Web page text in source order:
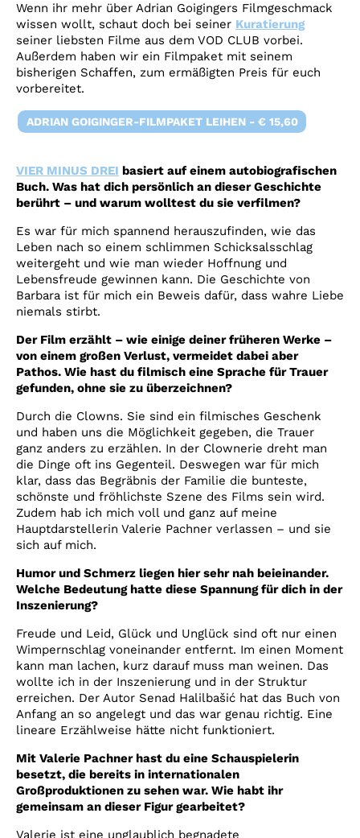
Wenn ihr mehr über Adrian Goigingers Filmgeschmack
wissen wollt, schaut doch bei seiner Kuratierung
seiner liebsten Filme aus dem VOD CLUB vorbei.
Außerdem haben wir ein Filmpaket mit seinem
bisherigen Schaffen, zum ermäßigten Preis für euch
vorbereitet.
ADRIAN GOIGINGER-FILMPAKET LEIHEN - € 15,60
VIER MINUS DREI basiert auf einem autobiografischen
Buch. Was hat dich persönlich an dieser Geschichte
berührt – und warum wolltest du sie verfilmen?
Es war für mich spannend herauszufinden, wie das
Leben nach so einem schlimmen Schicksalsschlag
weitergeht und wie man wieder Hoffnung und
Lebensfreude gewinnen kann. Die Geschichte von
Barbara ist für mich ein Beweis dafür, dass wahre Liebe
niemals stirbt.
Der Film erzählt – wie einige deiner früheren Werke –
von einem großen Verlust, vermeidet dabei aber
Pathos. Wie hast du filmisch eine Sprache für Trauer
gefunden, ohne sie zu überzeichnen?
Durch die Clowns. Sie sind ein filmisches Geschenk
und haben uns die Möglichkeit gegeben, die Trauer
ganz anders zu erzählen. In der Clownerie dreht man
die Dinge oft ins Gegenteil. Deswegen war für mich
klar, dass das Begräbnis der Familie die bunteste,
schönste und fröhlichste Szene des Films sein wird.
Zudem hab ich mich voll und ganz auf meine
Hauptdarstellerin Valerie Pachner verlassen – und sie
sich auf mich.
Humor und Schmerz liegen hier sehr nah beieinander.
Welche Bedeutung hatte diese Spannung für dich in der
Inszenierung?
Freude und Leid, Glück und Unglück sind oft nur einen
Wimpernschlag voneinander entfernt. Im einen Moment
kann man lachen, kurz darauf muss man weinen. Das
wollte ich in der Inszenierung und in der Struktur
erreichen. Der Autor Senad Halilbašić hat das Buch von
Anfang an so angelegt und das war genau richtig. Eine
lineare Erzählweise hätte nicht funktioniert.
Mit Valerie Pachner hast du eine Schauspielerin
besetzt, die bereits in internationalen
Großproduktionen zu sehen war. Wie habt ihr
gemeinsam an dieser Figur gearbeitet?
Valerie ist eine unglaublich begnadete